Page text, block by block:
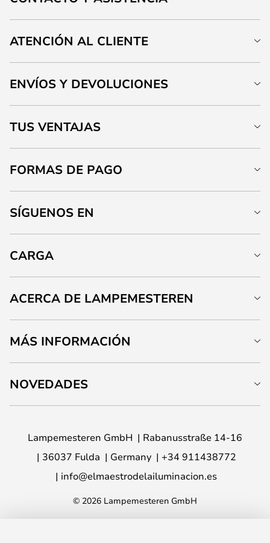
ATENCIÓN AL CLIENTE
ENVÍOS Y DEVOLUCIONES
TUS VENTAJAS
FORMAS DE PAGO
SÍGUENOS EN
CARGA
ACERCA DE LAMPEMESTEREN
MÁS INFORMACIÓN
NOVEDADES
Lampemesteren GmbH
Rabanusstraße 14-16
36037 Fulda
Germany
+34 911438772
info@elmaestrodelailuminacion.es
© 2026 Lampemesteren GmbH